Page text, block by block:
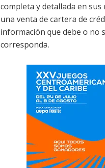
completa y detallada en
una venta de cartera de
información que debe o no
corresponda.